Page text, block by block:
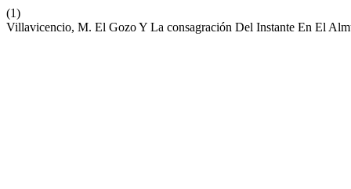
(1)
Villavicencio, M. El Gozo Y La consagración Del Instante En El